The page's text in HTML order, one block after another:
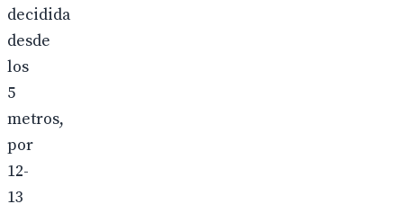
decidida
desde
los
5
metros,
por
12-
13